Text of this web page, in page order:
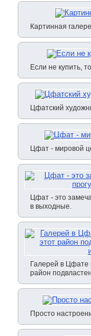
Картинная
Если не купить,
Цфатский
Цфат - мировой
Цфат - это
в выходные.
Галерей в Цфате
район
Просто